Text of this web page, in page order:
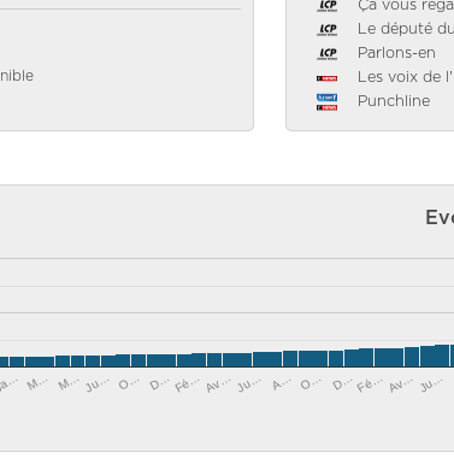
Ça vous
Le député
Parlons-en
Les voix de
Punchline
M… M… Ju… O… D… Fé… Av… Ju… A… O… D…Fé… Av… Ju…